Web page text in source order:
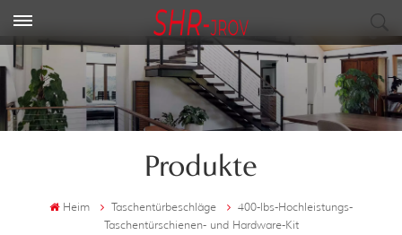
Produkte
Heim Taschentürbeschläge
400-lbs-Hochleistungs-
Taschentürschienen- und Hardware-Kit